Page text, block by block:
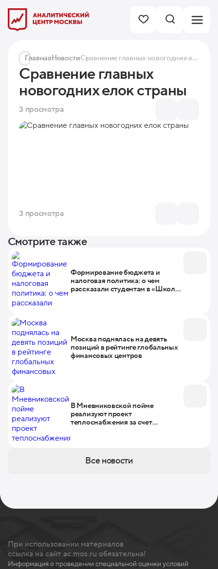
ГлавнаяНовости Сравнение главных новогодних елок страны
Сравнение главных
новогодних елок страны
3 просмотра
3 просмотра
Смотрите также
Формирование бюджета и
налоговая политика: о чем
рассказали студентам в «Школе
Москва поднялась на девять
позиций в рейтинге глобальных
финансовых центров
В Мневниковской пойме
реализуют проект
теплоснабжения за счет
Все новости
При использовании материалов
ссылка на сайт ac.mos.ru обязательна!
Информация о проведении специальной оценки условий